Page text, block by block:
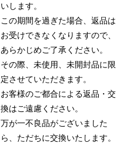
いします。
この期間を過ぎた場合、返品は
お受けできなくなりますので、
あらかじめご了承ください。
その際、未使用、未開封品に限
定させていただきます。
お客様のご都合による返品・交
換はご遠慮ください。
万が一不良品がございました
ら、ただちに交換いたします。